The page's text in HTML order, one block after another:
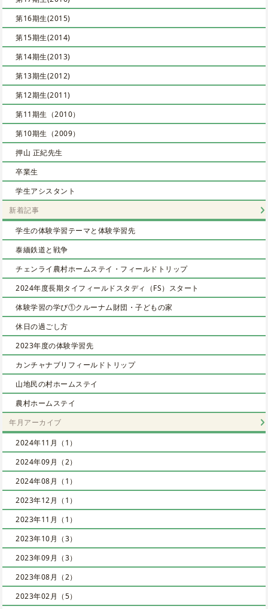
第16期生(2015)
第15期生(2014)
第14期生(2013)
第13期生(2012)
第12期生(2011)
第11期生（2010）
第10期生（2009）
押山 正紀先生
卒業生
学生アシスタント
新着記事
学生の体験学習テーマと体験学習先
泰緬鉄道と戦争
チェンライ農村ホームステイ・フィールドトリップ
2024年度長期タイフィールドスタディ（FS）スタート
体験学習の学び①クルーナム財団・子どもの家
休日の過ごし方
2023年度の体験学習先
カンチャナブリフィールドトリップ
山地民の村ホームステイ
農村ホームステイ
年月アーカイブ
2024年11月（1）
2024年09月（2）
2024年08月（1）
2023年12月（1）
2023年11月（1）
2023年10月（3）
2023年09月（3）
2023年08月（2）
2023年02月（5）